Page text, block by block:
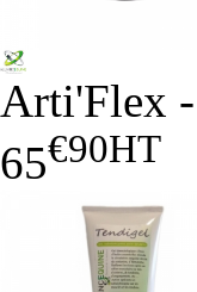
Arti'Flex
65€90HT